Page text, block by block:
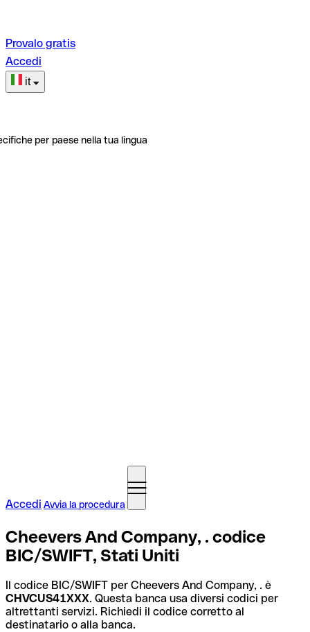
Provalo gratis
Accedi
it
per paese nella tua lingua
Accedi Avvia la procedura
Cheevers And Company, . codice
BIC/SWIFT, Stati Uniti
Il codice BIC/SWIFT per Cheevers And Company, . è
CHVCUS41XXX. Questa banca usa diversi codici per
altrettanti servizi. Richiedi il codice corretto al
destinatario o alla banca.